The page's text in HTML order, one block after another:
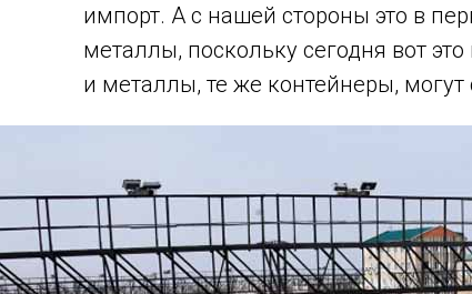
импорт. А с нашей стороны это в
металлы, поскольку сегодня вот
и металлы, те же контейнеры, могут